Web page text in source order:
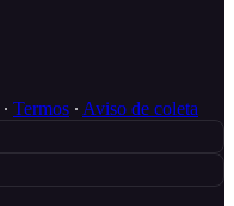
∙ Termos ∙ Aviso de coleta